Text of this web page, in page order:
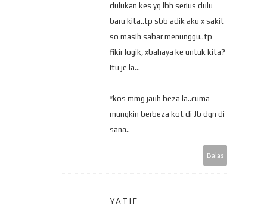
dulukan kes yg lbh serius dulu
baru kita..tp sbb adik aku x sakit
so masih sabar menunggu..tp
fikir logik, xbahaya ke untuk kita?
Itu je la...
*kos mmg jauh beza la..cuma
mungkin berbeza kot di Jb dgn di
sana..
Balas
YATIE